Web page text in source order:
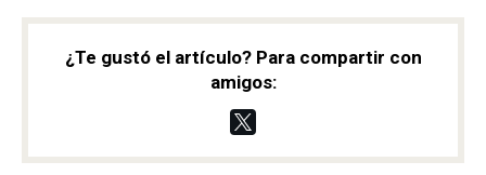
¿Te gustó el artículo? Para compartir con
amigos: